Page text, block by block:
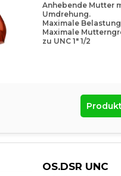
Anhebende Mutter
Umdrehung.
Maximale Belastung
Maximale
zu UNC 1″ 1/2
OS.DSR UNC